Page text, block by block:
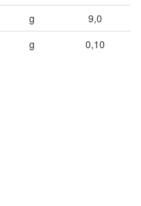
g
9,0
g 0,10